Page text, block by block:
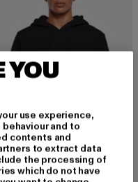
YOU
use experience,
and to
contents and
to extract data
the processing of
which do not have